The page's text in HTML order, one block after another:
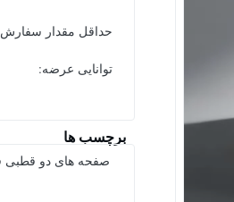
حداقل مقدار
توانایی عرضه:
برچسب ها
صفحه های دو قطبی